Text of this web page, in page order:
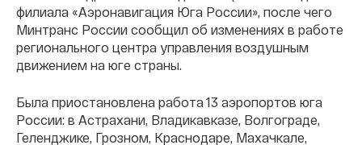
филиала «Аэронавигация Юга России», после чего
Минтранс России сообщил об изменениях в работе
регионального центра управления воздушным
движением на юге страны.
Была приостановлена работа 13 аэропортов юга
России: в Астрахани, Владикавказе, Волгограде,
Геленджике, Грозном, Краснодаре, Махачкале,